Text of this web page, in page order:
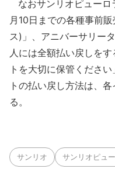
なおサンリオピューロ
月10日までの各種事前
ス)」、アニバーサリー
人には全額払い戻しを
トを大切に保管くださ
トの払い戻し方法は、
る。
サンリオ サンリオピュ